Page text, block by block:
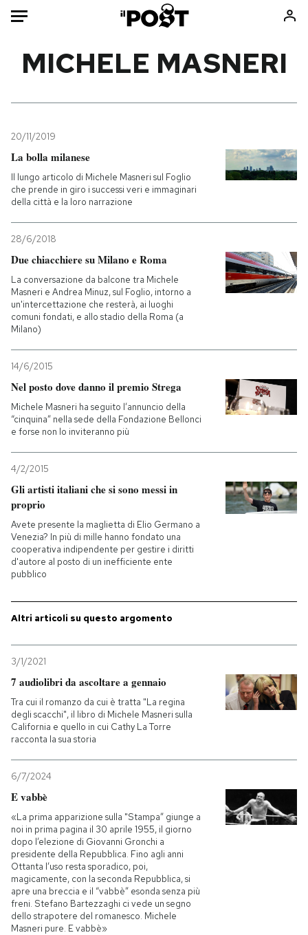
Mondo
Politica
Tecnologia
Internet
Cultura
Economia
Sport
Consumismi
Storie/Idee
Ok Boomer!
Mondiali calcio 2026
PODCAST
NEWSLETTER
I MIEI PREFERITI
SHOP
AREA PERSONALE
MICHELE MASNERI
20/11/2019
La bolla milanese
Il lungo articolo di Michele Masneri sul Foglio
che prende in giro i successi veri e immaginari
della città e la loro narrazione
28/6/2018
Due chiacchiere su Milano e Roma
La conversazione da balcone tra Michele
Masneri e Andrea Minuz, sul Foglio, intorno a
un'intercettazione che resterà, ai luoghi
comuni fondati, e allo stadio della Roma (a
Milano)
14/6/2015
Nel posto dove danno il premio Strega
Michele Masneri ha seguito l’annuncio della
“cinquina” nella sede della Fondazione Bellonci
e forse non lo inviteranno più
4/2/2015
Gli artisti italiani che si sono messi in
proprio
Avete presente la maglietta di Elio Germano a
Venezia? In più di mille hanno fondato una
cooperativa indipendente per gestire i diritti
d'autore al posto di un inefficiente ente
pubblico
Altri articoli su questo argomento
3/1/2021
7 audiolibri da ascoltare a gennaio
Tra cui il romanzo da cui è tratta "La regina
degli scacchi", il libro di Michele Masneri sulla
California e quello in cui Cathy La Torre
racconta la sua storia
6/7/2024
E vabbè
«La prima apparizione sulla "Stampa” giunge a
noi in prima pagina il 30 aprile 1955, il giorno
dopo l’elezione di Giovanni Gronchi a
presidente della Repubblica. Fino agli anni
Ottanta l’uso resta sporadico, poi,
magicamente, con la seconda Repubblica, si
apre una breccia e il “vabbè” esonda senza più
freni. Stefano Bartezzaghi ci vede un segno
dello strapotere del romanesco. Michele
Masneri pure. E vabbè»